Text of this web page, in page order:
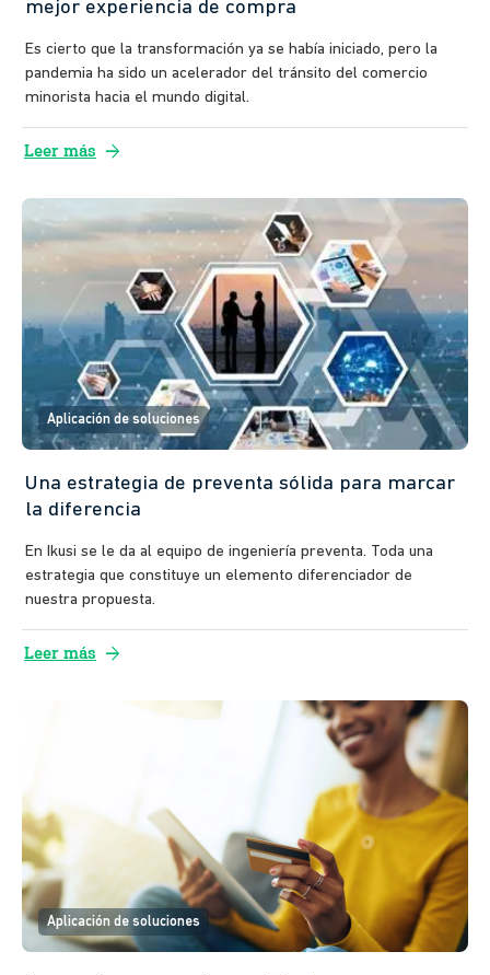
mejor experiencia de compra
Es cierto que la transformación ya se había iniciado, pero la
pandemia ha sido un acelerador del tránsito del comercio
minorista hacia el mundo digital.
Leer más arrow_forward
Aplicación de soluciones
Una estrategia de preventa sólida para marcar
la diferencia
En Ikusi se le da al equipo de ingeniería preventa. Toda una
estrategia que constituye un elemento diferenciador de
nuestra propuesta.
Leer más arrow_forward
Aplicación de soluciones